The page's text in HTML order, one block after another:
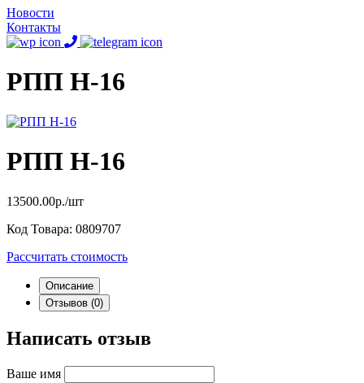
Новости
Контакты
РПП Н-16
РПП Н-16
13500.00р./шт
Код Товара: 0809707
Рассчитать стоимость
Описание
Отзывов (0)
Написать отзыв
Ваше имя